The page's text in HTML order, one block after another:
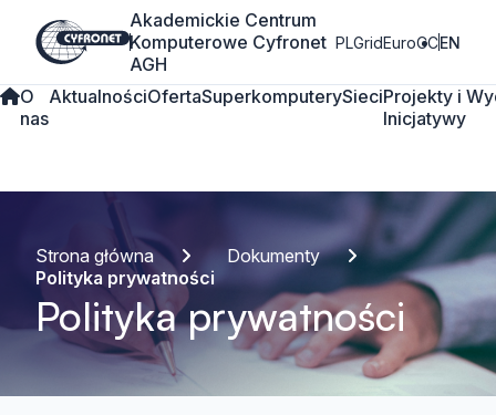
Akademickie Centrum
Komputerowe Cyfronet
AGH
PLGridEuroCCEN
O
nas
AktualnościOfertaSuperkomputerySieciProjekty i
Inicjatywy
Strona główna
Dokumenty
Polityka prywatności
Polityka prywatności